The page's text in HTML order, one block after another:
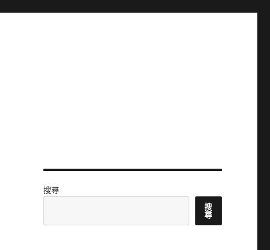
搜尋
搜
尋